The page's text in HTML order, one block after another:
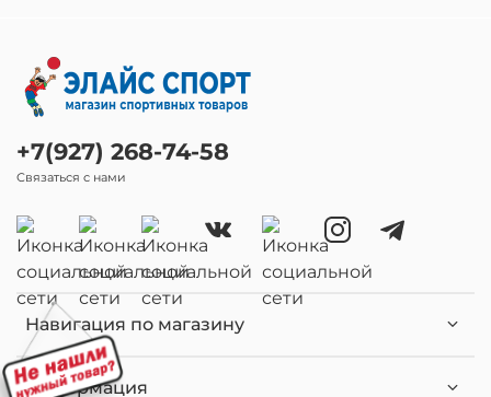
Навигация по магазину
Информация
+7(927) 268-74-58
Связаться с нами